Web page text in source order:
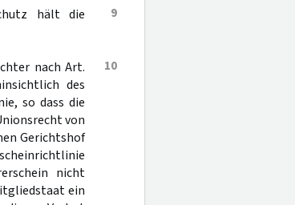
9
hält die
10
nach Art.
des
so dass die
von
Gerichtshof
nicht
ein